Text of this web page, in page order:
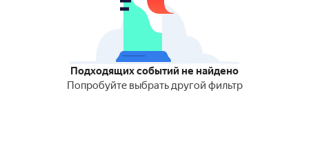
Подходящих событий не найдено
Попробуйте выбрать другой фильтр